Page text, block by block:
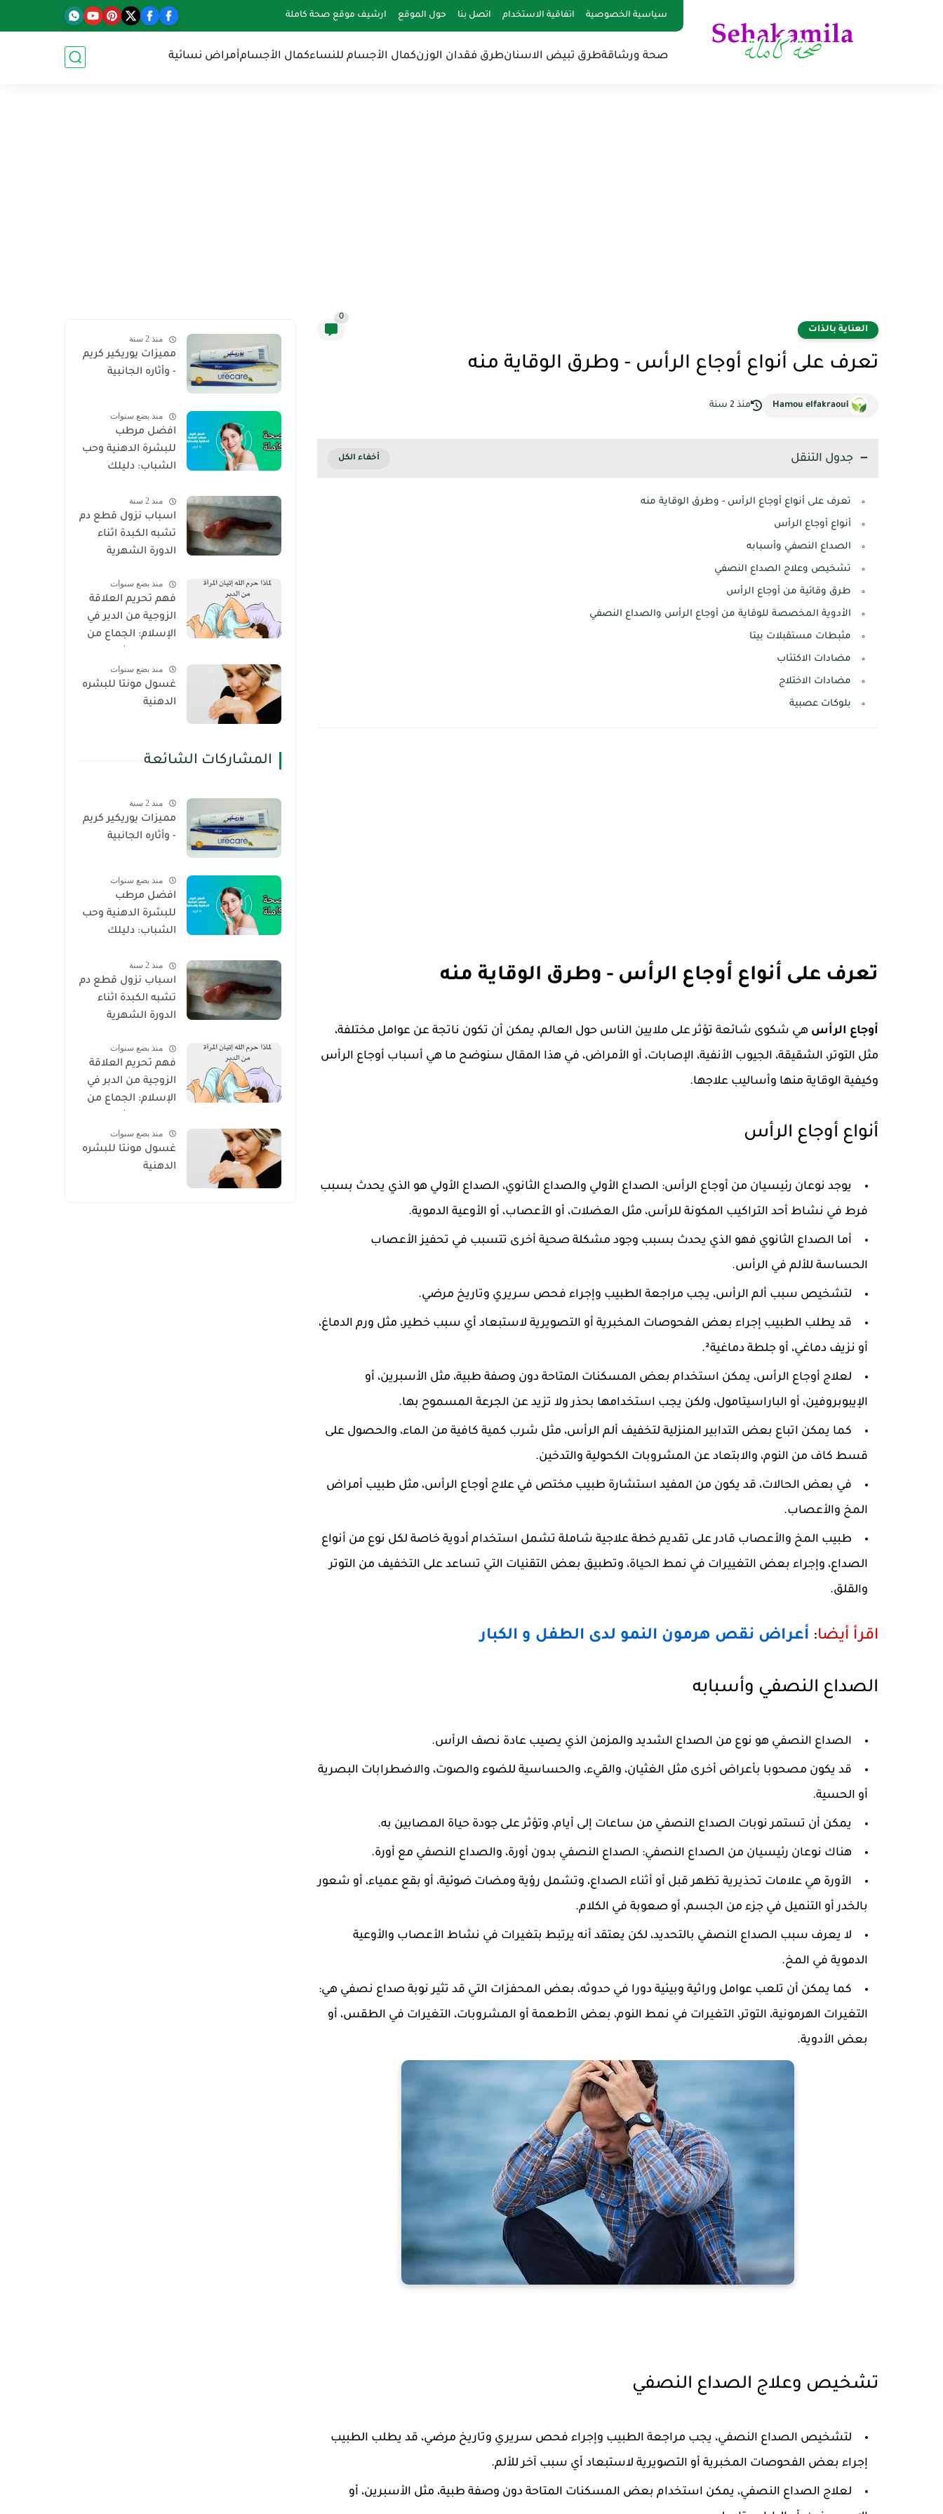
سياسية الخصوصية اتفاقية الاستخدام اتصل بنا حول الموقع ارشيف موقع صحة كاملة
صحة ورشاقةطرق تبيض الاسنانطرق فقدان الوزنكمال الأجسام للنساءكمال الأجسامأمراض نسائية
العناية بالذات
0
تعرف على أنواع أوجاع الرأس - وطرق الوقاية منه
Hamou elfakraoui منذ 2 سنة
جدول التنقل
تعرف على أنواع أوجاع الرأس - وطرق الوقاية منه
أنواع أوجاع الرأس
الصداع النصفي وأسبابه
تشخيص وعلاج الصداع النصفي
طرق وقائية من أوجاع الرأس
الأدوية المخصصة للوقاية من أوجاع الرأس والصداع النصفي
مثبطات مستقبلات بيتا
مضادات الاكتئاب
مضادات الاختلاج
بلوكات عصبية
تعرف على أنواع أوجاع الرأس - وطرق الوقاية منه
أوجاع الرأس هي شكوى شائعة تؤثر على ملايين الناس حول العالم، يمكن أن تكون ناتجة عن عوامل مختلفة،
مثل التوتر، الشقيقة، الجيوب الأنفية، الإصابات، أو الأمراض، في هذا المقال سنوضح ما هي أسباب أوجاع الرأس
وكيفية الوقاية منها وأساليب علاجها.
أنواع أوجاع الرأس
يوجد نوعان رئيسيان من أوجاع الرأس: الصداع الأولي والصداع الثانوي، الصداع الأولي هو الذي يحدث بسبب
فرط في نشاط أحد التراكيب المكونة للرأس، مثل العضلات، أو الأعصاب، أو الأوعية الدموية.
أما الصداع الثانوي فهو الذي يحدث بسبب وجود مشكلة صحية أخرى تتسبب في تحفيز الأعصاب
الحساسة للألم في الرأس.
لتشخيص سبب ألم الرأس، يجب مراجعة الطبيب وإجراء فحص سريري وتاريخ مرضي.
قد يطلب الطبيب إجراء بعض الفحوصات المخبرية أو التصويرية لاستبعاد أي سبب خطير، مثل ورم الدماغ،
أو نزيف دماغي، أو جلطة دماغية².
لعلاج أوجاع الرأس، يمكن استخدام بعض المسكنات المتاحة دون وصفة طبية، مثل الأسبرين، أو
الإيبوبروفين، أو الباراسيتامول، ولكن يجب استخدامها بحذر ولا تزيد عن الجرعة المسموح بها.
كما يمكن اتباع بعض التدابير المنزلية لتخفيف ألم الرأس، مثل شرب كمية كافية من الماء، والحصول على
قسط كاف من النوم، والابتعاد عن المشروبات الكحولية والتدخين.
في بعض الحالات، قد يكون من المفيد استشارة طبيب مختص في علاج أوجاع الرأس، مثل طبيب أمراض
المخ والأعصاب.
طبيب المخ والأعصاب قادر على تقديم خطة علاجية شاملة تشمل استخدام أدوية خاصة لكل نوع من أنواع
الصداع، وإجراء بعض التغييرات في نمط الحياة، وتطبيق بعض التقنيات التي تساعد على التخفيف من التوتر
والقلق.
اقرأ أيضا: أعراض نقص هرمون النمو لدى الطفل و الكبار
الصداع النصفي وأسبابه
الصداع النصفي هو نوع من الصداع الشديد والمزمن الذي يصيب عادة نصف الرأس.
قد يكون مصحوبا بأعراض أخرى مثل الغثيان، والقيء، والحساسية للضوء والصوت، والاضطرابات البصرية
أو الحسية.
يمكن أن تستمر نوبات الصداع النصفي من ساعات إلى أيام، وتؤثر على جودة حياة المصابين به.
هناك نوعان رئيسيان من الصداع النصفي: الصداع النصفي بدون أورة، والصداع النصفي مع أورة.
الأورة هي علامات تحذيرية تظهر قبل أو أثناء الصداع، وتشمل رؤية ومضات ضوئية، أو بقع عمياء، أو شعور
بالخدر أو التنميل في جزء من الجسم، أو صعوبة في الكلام.
لا يعرف سبب الصداع النصفي بالتحديد، لكن يعتقد أنه يرتبط بتغيرات في نشاط الأعصاب والأوعية
الدموية في المخ.
كما يمكن أن تلعب عوامل وراثية وبيئية دورا في حدوثه، بعض المحفزات التي قد تثير نوبة صداع نصفي هي:
التغيرات الهرمونية، التوتر، التغيرات في نمط النوم، بعض الأطعمة أو المشروبات، التغيرات في الطقس، أو
بعض الأدوية.
تشخيص وعلاج الصداع النصفي
لتشخيص الصداع النصفي، يجب مراجعة الطبيب وإجراء فحص سريري وتاريخ مرضي، قد يطلب الطبيب
إجراء بعض الفحوصات المخبرية أو التصويرية لاستبعاد أي سبب آخر للألم.
لعلاج الصداع النصفي، يمكن استخدام بعض المسكنات المتاحة دون وصفة طبية، مثل الأسبرين، أو
منذ 2 سنة
مميزات يوريكير كريم
- وأثاره الجانبية
منذ بضع سنوات
افضل مرطب
للبشرة الدهنية وحب
الشباب: دليلك
الصحيحة 2025
منذ 2 سنة
اسباب نزول قطع دم
تشبه الكبدة اثناء
الدورة الشهرية
منذ بضع سنوات
فهم تحريم العلاقة
الزوجية من الدبر في
الإسلام: الجماع من
منذ بضع سنوات
غسول مونتا للبشره
الدهنية
المشاركات الشائعة
منذ 2 سنة
مميزات يوريكير كريم
- وأثاره الجانبية
منذ بضع سنوات
افضل مرطب
للبشرة الدهنية وحب
الشباب: دليلك
الصحيحة 2025
منذ 2 سنة
اسباب نزول قطع دم
تشبه الكبدة اثناء
الدورة الشهرية
منذ بضع سنوات
فهم تحريم العلاقة
الزوجية من الدبر في
الإسلام: الجماع من
منذ بضع سنوات
غسول مونتا للبشره
الدهنية